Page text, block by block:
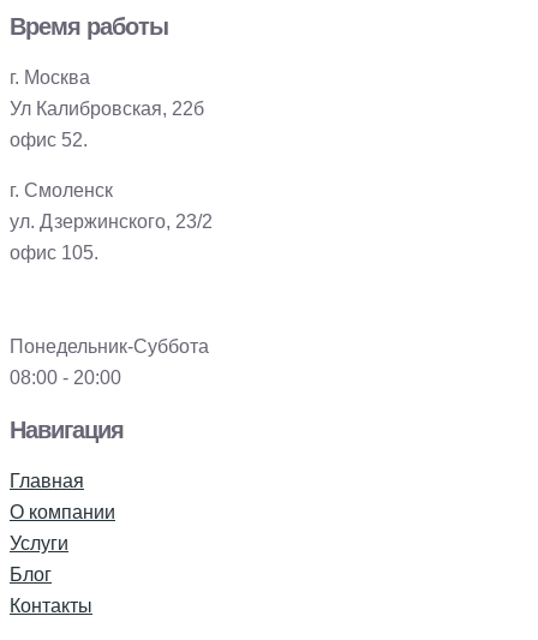
Время работы
г. Москва
Ул Калибровская, 22б
офис 52.
г. Смоленск
ул. Дзержинского, 23/2
офис 105.
Понедельник-Суббота
08:00 - 20:00
Навигация
Главная
О компании
Услуги
Блог
Контакты